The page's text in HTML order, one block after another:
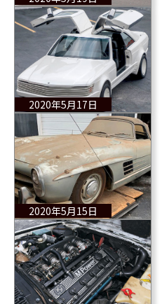
2020年5月17日
2020年5月15日